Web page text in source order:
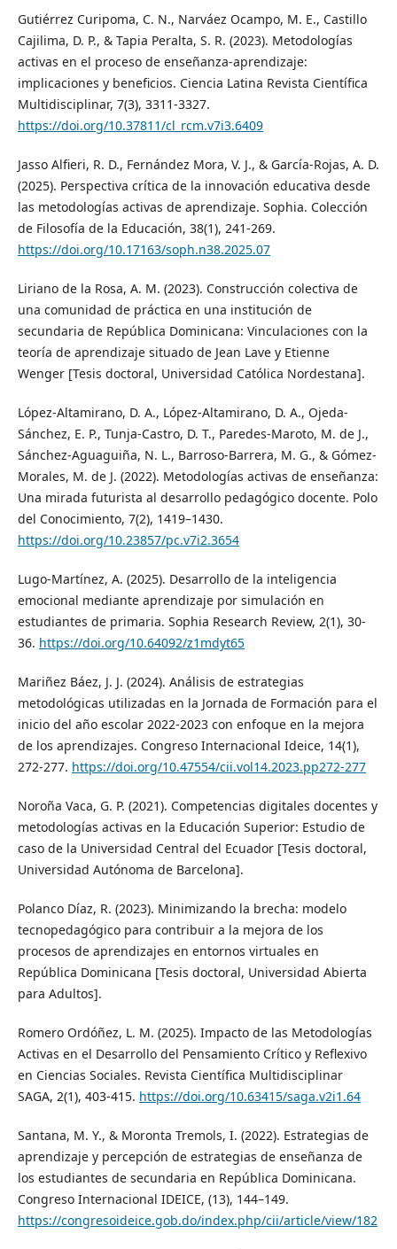
Gutiérrez Curipoma, C. N., Narváez Ocampo, M. E., Castillo
Cajilima, D. P., & Tapia Peralta, S. R. (2023). Metodologías
activas en el proceso de enseñanza-aprendizaje:
implicaciones y beneficios. Ciencia Latina Revista Científica
Multidisciplinar, 7(3), 3311-3327.
https://doi.org/10.37811/cl_rcm.v7i3.6409
Jasso Alfieri, R. D., Fernández Mora, V. J., & García-Rojas, A. D.
(2025). Perspectiva crítica de la innovación educativa desde
las metodologías activas de aprendizaje. Sophia. Colección
de Filosofía de la Educación, 38(1), 241-269.
https://doi.org/10.17163/soph.n38.2025.07
Liriano de la Rosa, A. M. (2023). Construcción colectiva de
una comunidad de práctica en una institución de
secundaria de República Dominicana: Vinculaciones con la
teoría de aprendizaje situado de Jean Lave y Etienne
Wenger [Tesis doctoral, Universidad Católica Nordestana].
López-Altamirano, D. A., López-Altamirano, D. A., Ojeda-
Sánchez, E. P., Tunja-Castro, D. T., Paredes-Maroto, M. de J.,
Sánchez-Aguaguiña, N. L., Barroso-Barrera, M. G., & Gómez-
Morales, M. de J. (2022). Metodologías activas de enseñanza:
Una mirada futurista al desarrollo pedagógico docente. Polo
del Conocimiento, 7(2), 1419–1430.
https://doi.org/10.23857/pc.v7i2.3654
Lugo-Martínez, A. (2025). Desarrollo de la inteligencia
emocional mediante aprendizaje por simulación en
estudiantes de primaria. Sophia Research Review, 2(1), 30-
36. https://doi.org/10.64092/z1mdyt65
Mariñez Báez, J. J. (2024). Análisis de estrategias
metodológicas utilizadas en la Jornada de Formación para el
inicio del año escolar 2022-2023 con enfoque en la mejora
de los aprendizajes. Congreso Internacional Ideice, 14(1),
272-277. https://doi.org/10.47554/cii.vol14.2023.pp272-277
Noroña Vaca, G. P. (2021). Competencias digitales docentes y
metodologías activas en la Educación Superior: Estudio de
caso de la Universidad Central del Ecuador [Tesis doctoral,
Universidad Autónoma de Barcelona].
Polanco Díaz, R. (2023). Minimizando la brecha: modelo
tecnopedagógico para contribuir a la mejora de los
procesos de aprendizajes en entornos virtuales en
República Dominicana [Tesis doctoral, Universidad Abierta
para Adultos].
Romero Ordóñez, L. M. (2025). Impacto de las Metodologías
Activas en el Desarrollo del Pensamiento Crítico y Reflexivo
en Ciencias Sociales. Revista Científica Multidisciplinar
SAGA, 2(1), 403-415. https://doi.org/10.63415/saga.v2i1.64
Santana, M. Y., & Moronta Tremols, I. (2022). Estrategias de
aprendizaje y percepción de estrategias de enseñanza de
los estudiantes de secundaria en República Dominicana.
Congreso Internacional IDEICE, (13), 144–149.
https://congresoideice.gob.do/index.php/cii/article/view/182